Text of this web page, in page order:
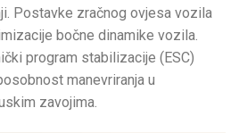
Postavke zračnog ovjesa vozila
bočne dinamike vozila.
program stabilizacije (ESC)
manevriranja u
zavojima.